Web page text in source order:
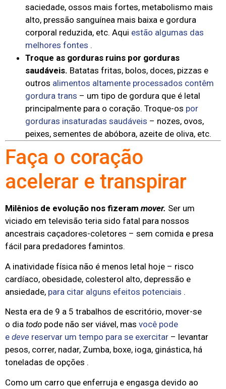
saciedade, ossos mais fortes, metabolismo mais
alto, pressão sanguínea mais baixa e gordura
corporal reduzida, etc. Aqui estão algumas das
melhores fontes .
Troque as gorduras ruins por gorduras
saudáveis. Batatas fritas, bolos, doces, pizzas e
outros alimentos altamente processados ​​contêm
gordura trans – um tipo de gordura que é letal
principalmente para o coração. Troque-os por
gorduras insaturadas saudáveis – nozes, ovos,
peixes, sementes de abóbora, azeite de oliva, etc.
Faça o coração
acelerar e transpirar
Milênios de evolução nos fizeram mover. Ser um
viciado em televisão teria sido fatal para nossos
ancestrais caçadores-coletores – sem comida e presa
fácil para predadores famintos.
A inatividade física não é menos letal hoje – risco
cardíaco, obesidade, colesterol alto, depressão e
ansiedade, para citar alguns efeitos potenciais .
Nesta era de 9 a 5 trabalhos de escritório, mover-se
o dia todo pode não ser viável, mas você pode
e deve reservar um tempo para se exercitar – levantar
pesos, correr, nadar, Zumba, boxe, ioga, ginástica, há
toneladas de opções .
Como um carro que enferruja e engasga devido ao